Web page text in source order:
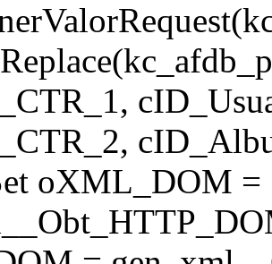
oXML_DOM =